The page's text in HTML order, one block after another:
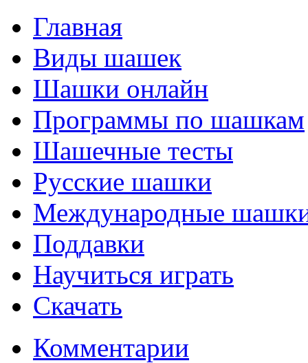
Главная
Виды шашек
Шашки онлайн
Программы по шашкам
Шашечные тесты
Русские шашки
Международные
Поддавки
Научиться играть
Скачать
Комментарии